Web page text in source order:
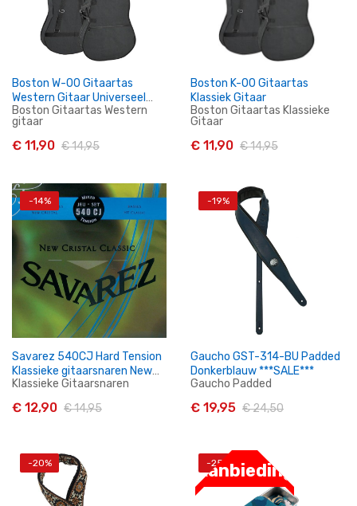
In Winkelwagen
Boston W-00 Gitaartas
Western Gitaar Universeel
***SALE***
Boston Gitaartas Western
gitaar
€ 11,90 € 14,95
In Winkelwagen
Boston K-00 Gitaartas
Klassiek Gitaar
Boston Gitaartas Klassieke
Gitaar
€ 11,90 € 14,95
-14%
In Winkelwagen
Savarez 540CJ Hard Tension
Klassieke gitaarsnaren New
Cristal Classic
Klassieke Gitaarsnaren
€ 12,90 € 14,95
-19%
In Winkelwagen
Gaucho GST-314-BU Padded
Donkerblauw ***SALE***
Gaucho Padded
€ 19,95 € 24,50
-20% Aanbieding
-25%